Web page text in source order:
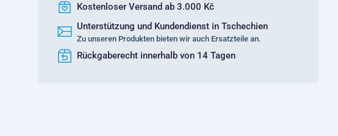
Kostenloser Versand ab 3.000 Kč
Unterstützung und Kundendienst in Tschechien
Zu unseren Produkten bieten wir auch Ersatzteile an.
Rückgaberecht innerhalb von 14 Tagen